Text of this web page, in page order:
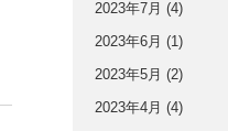
2023年7月 (4)
2023年6月 (1)
2023年5月 (2)
2023年4月 (4)